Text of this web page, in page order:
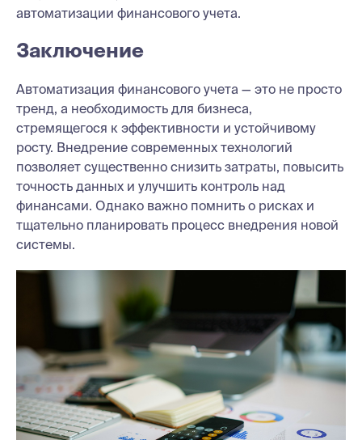
автоматизации финансового учета.
Заключение
Автоматизация финансового учета — это не просто
тренд, а необходимость для бизнеса,
стремящегося к эффективности и устойчивому
росту. Внедрение современных технологий
позволяет существенно снизить затраты, повысить
точность данных и улучшить контроль над
финансами. Однако важно помнить о рисках и
тщательно планировать процесс внедрения новой
системы.